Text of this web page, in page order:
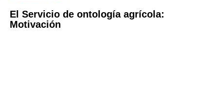
El Servicio de ontología agrícola:
Motivación